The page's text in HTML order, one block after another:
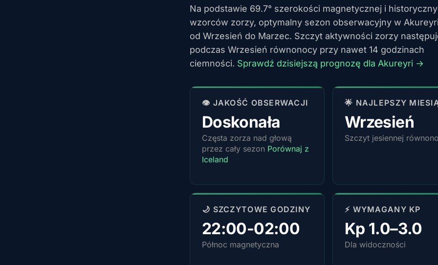
Na podstawie 69.7° szerokości magnetycznej i
wzorców zorzy, optymalny sezon obserwacyjny w
od Wrzesień do Marzec. Szczyt aktywności zorzy
podczas Wrzesień równonocy przy nawet 14 godzinach
ciemności. Sprawdź dzisiejszą prognozę dla Akureyri →
👁️ JAKOŚĆ OBSERWACJI
Doskonała
Częsta zorza nad głową
przez cały sezon Porównaj z
Iceland
🌟 NAJLEPSZY
Wrzesień
Szczyt jesiennej
🌙 SZCZYTOWE GODZINY
22:00-02:00
Północ magnetyczna
⚡ WYMAGANY KP
Kp 1.0–3.0
Dla widoczności